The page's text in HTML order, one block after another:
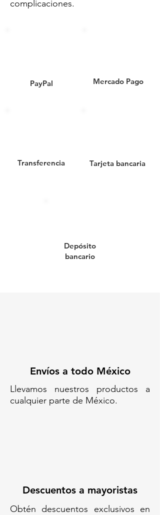
acceso rápido y eficiente a tus
510010-GAVETA NO. 10//CAJA
complicaciones.
PayPal Mercado Pago
Transferencia Tarjeta bancaria
Depósito
bancario
Envíos a todo México
Llevamos nuestros productos a
cualquier parte de México.
Descuentos a mayoristas
Obtén descuentos exclusivos en